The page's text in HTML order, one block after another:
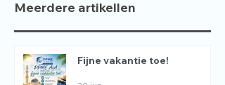
Meerdere artikellen
Fijne vakantie toe!